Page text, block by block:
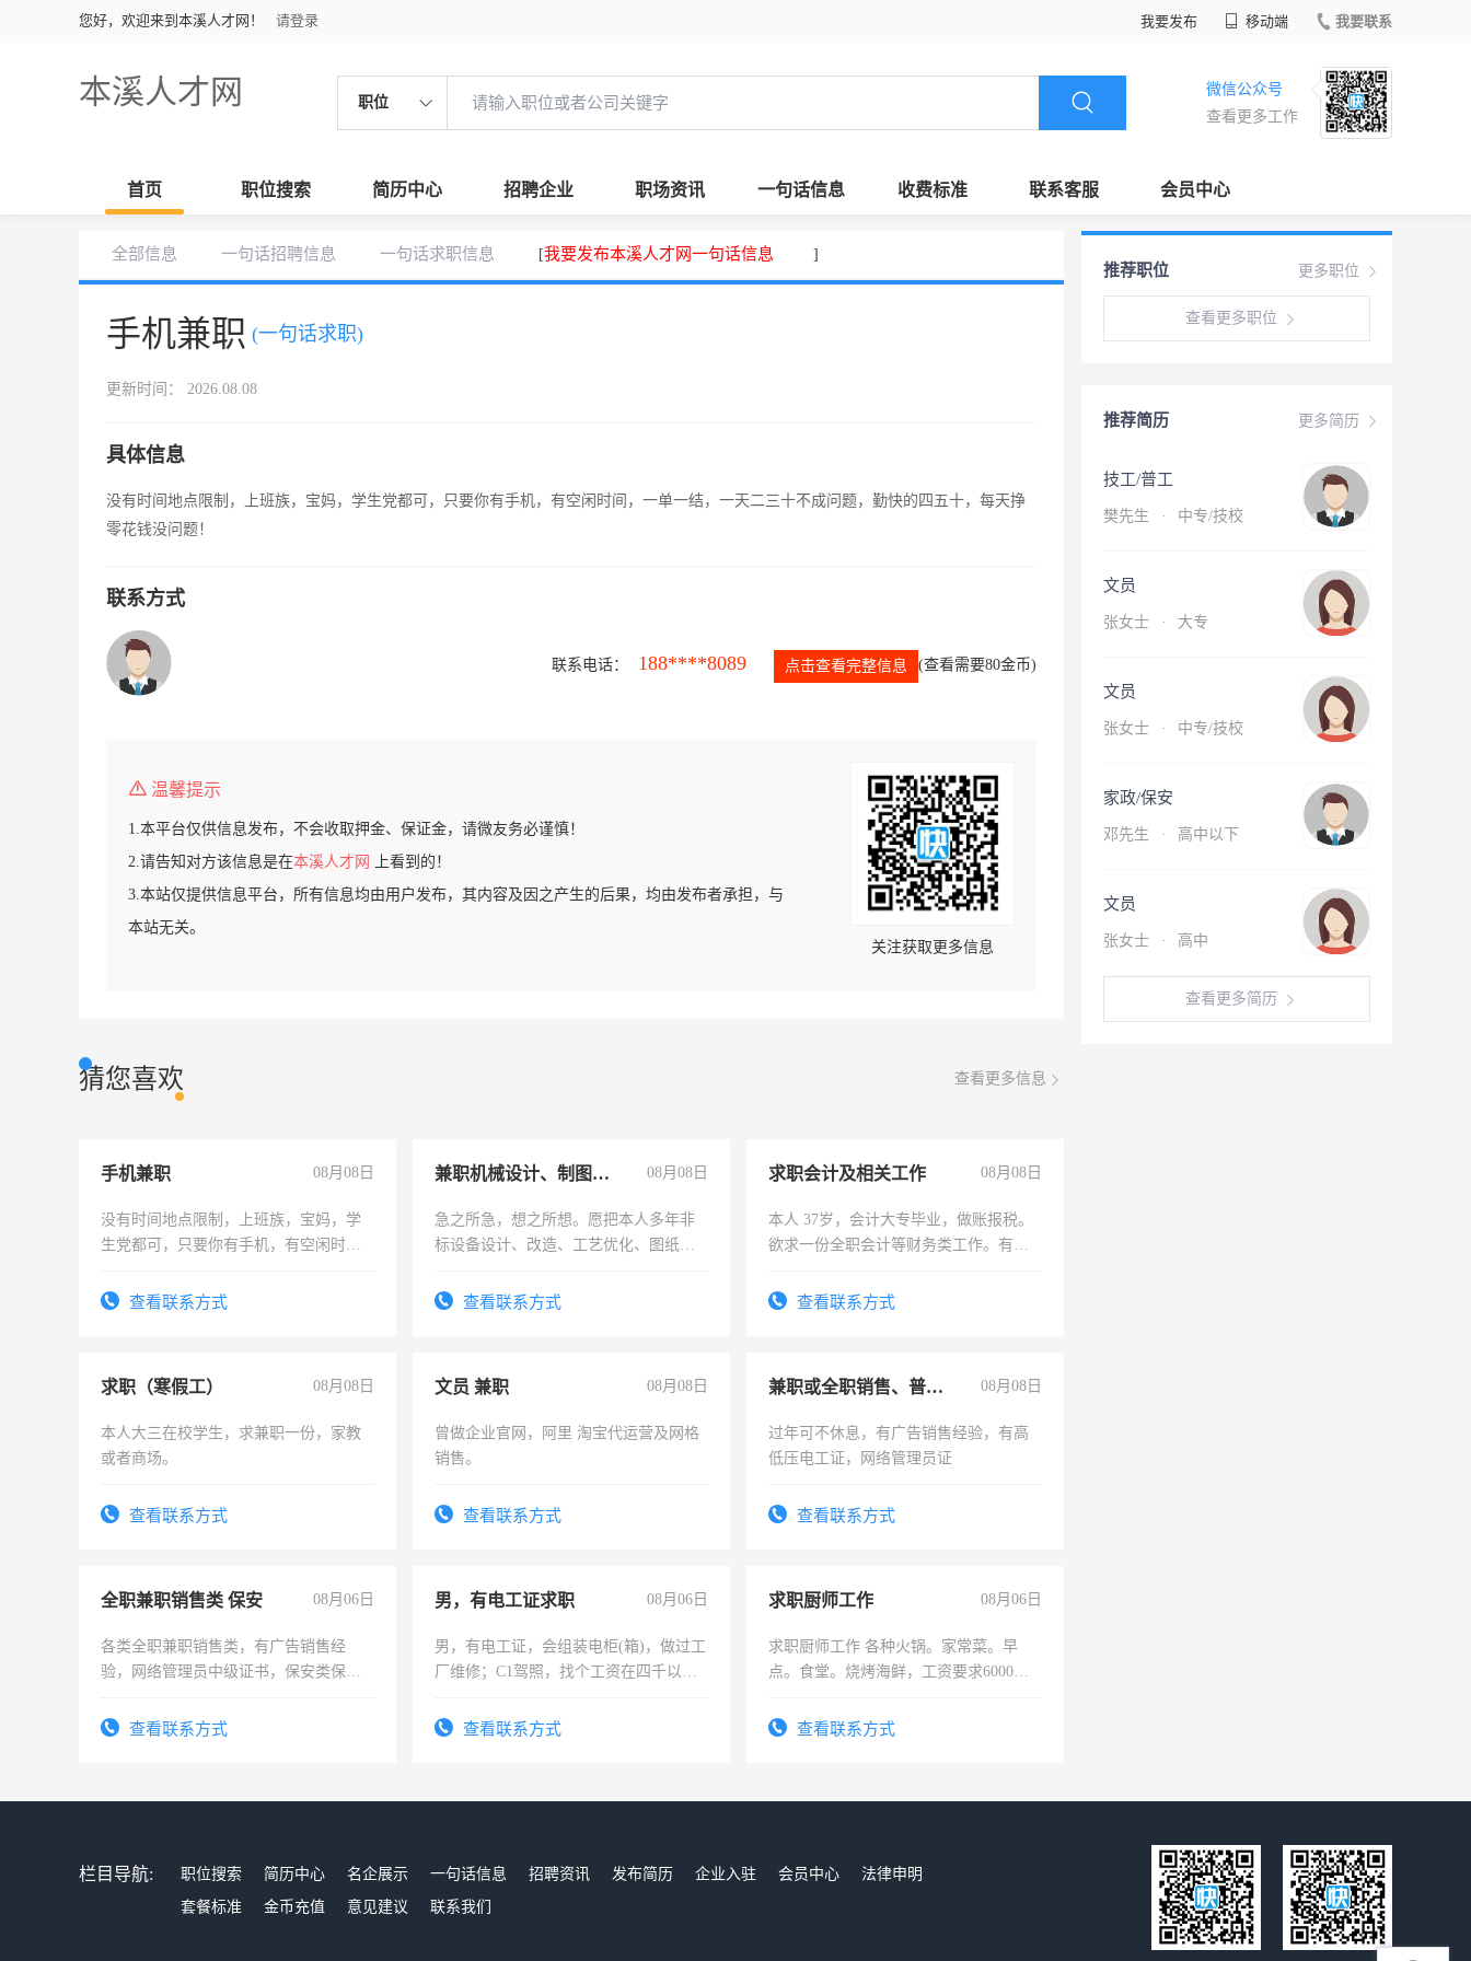
您好，欢迎来到本溪人才网！ 请登录 我要发布 移动端 我要联系
本溪人才网 职位
微信公众号
查看更多工作
首页 职位搜索 简历中心 招聘企业 职场资讯 一句话信息 收费标准 联系客服 会员中心
全部信息 一句话招聘信息 一句话求职信息 [我要发布本溪人才网一句话信息 ]
手机兼职 (一句话求职)
更新时间： 2026.08.08
具体信息
没有时间地点限制，上班族，宝妈，学生党都可，只要你有手机，有空闲时间，一单一结，一天二三十不成问题，勤快的四五十，每天挣
零花钱没问题！
联系方式
联系电话： 188****8089 点击查看完整信息 (查看需要80金币)
温馨提示
1.本平台仅供信息发布，不会收取押金、保证金，请微友务必谨慎！
2.请告知对方该信息是在本溪人才网
上看到的！
3.本站仅提供信息平台，所有信息均由用户发布，其内容及因之产生的后果，均由发布者承担，与
本站无关。
关注获取更多信息
猜您喜欢 查看更多信息
手机兼职 08月08日
没有时间地点限制，上班族，宝妈，学
生党都可，只要你有手机，有空闲时
勤快的四五十，每天挣零花钱没问题！
查看联系方式
兼职机械设计、制图、设备改造 08月08日
急之所急，想之所想。愿把本人多年非
标设备设计、改造、工艺优化、图纸制
结识有识之士，共享未来。
查看联系方式
求职会计及相关工作 08月08日
本人 37岁，会计大专毕业，做账报税。
欲求一份全职会计等财务类工作。有会
查看联系方式
求职（寒假工） 08月08日
本人大三在校学生，求兼职一份，家教
或者商场。
查看联系方式
文员 兼职 08月08日
曾做企业官网，阿里 淘宝代运营及网格
销售。
查看联系方式
兼职或全职销售、普工、维修 08月08日
过年可不休息，有广告销售经验，有高
低压电工证，网络管理员证
查看联系方式
全职兼职销售类 保安 08月06日
各类全职兼职销售类，有广告销售经
验，网络管理员中级证书，保安类保安
有高低压电工证和十几年工作经验
查看联系方式
男，有电工证求职 08月06日
男，有电工证，会组装电柜(箱)，做过工
厂维修；C1驾照，找个工资在四千以
电话查看联系方式
求职厨师工作 08月06日
求职厨师工作 各种火锅。家常菜。早
点。食堂。烧烤海鲜，工资要求6000以
查看联系方式
更多职位
推荐职位
查看更多职位
更多简历
推荐简历
技工/普工
樊先生 · 中专/技校
文员
张女士 · 大专
文员
张女士 · 中专/技校
家政/保安
邓先生 · 高中以下
文员
张女士 · 高中
查看更多简历
栏目导航: 职位搜索 简历中心 名企展示 一句话信息 招聘资讯 发布简历 企业入驻 会员中心
法律申明
套餐标准
金币充值 意见建议 联系我们